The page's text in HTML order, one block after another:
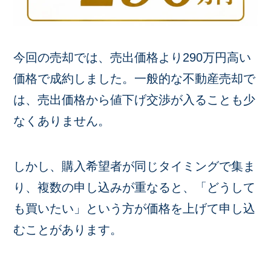
今回の売却では、売出価格より290万円高い
価格で成約しました。一般的な不動産売却で
は、売出価格から値下げ交渉が入ることも少
なくありません。
しかし、購入希望者が同じタイミングで集ま
り、複数の申し込みが重なると、「どうして
も買いたい」という方が価格を上げて申し込
むことがあります。